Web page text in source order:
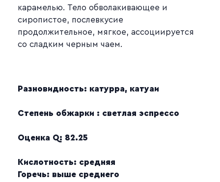
карамелью. Тело обволакивающее и
сиропистое, послевкусие
продолжительное, мягкое, ассоциируется
со сладким черным чаем.
Разновидность: катурра, катуаи
Степень обжарки : светлая эспрессо
Оценка Q: 82.25
Кислотность: средняя
Горечь: выше среднего